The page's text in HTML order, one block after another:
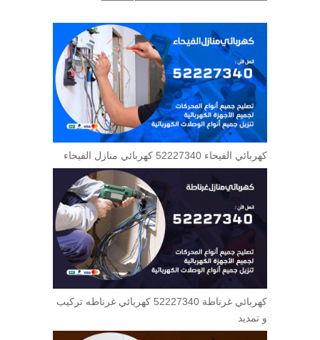
كهربائي الفيحاء 52227340 كهربائي منازل الفيحاء
كهربائي غرناطة 52227340 كهربائي غرناطه تركيب
و تمديد